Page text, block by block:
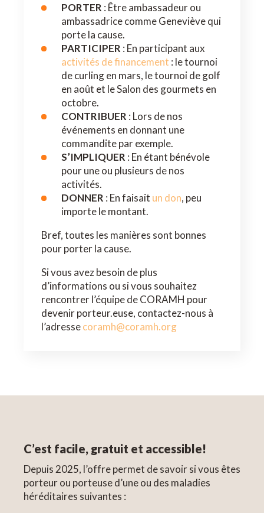
PORTER : Être ambassadeur ou
ambassadrice comme Geneviève qui
porte la cause.
PARTICIPER : En participant aux
activités de financement : le tournoi
de curling en mars, le tournoi de golf
en août et le Salon des gourmets en
octobre.
CONTRIBUER : Lors de nos
événements en donnant une
commandite par exemple.
S’IMPLIQUER : En étant bénévole
pour une ou plusieurs de nos
activités.
DONNER : En faisait un don, peu
importe le montant.
Bref, toutes les manières sont bonnes
pour porter la cause.
Si vous avez besoin de plus
d’informations ou si vous souhaitez
rencontrer l’équipe de CORAMH pour
devenir porteur.euse, contactez-nous à
l’adressecoramh@coramh.org
C’est facile, gratuit et accessible!
Depuis 2025, l’offre permet de savoir si vous êtes
porteur ou porteuse d’une ou des maladies
héréditaires suivantes :